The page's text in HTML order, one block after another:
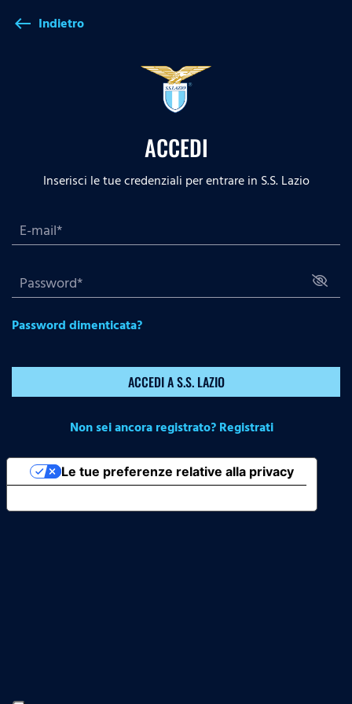
west Indietro
ACCEDI
Inserisci le tue credenziali per entrare in S.S. Lazio
Password dimenticata?
ACCEDI A S.S. LAZIO
Non sei ancora registrato? Registrati
Le tue preferenze relative alla privacy